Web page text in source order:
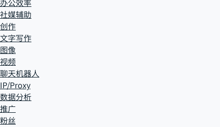
社媒辅助
创作
文字写作
图像
视频
聊天机器人
IP/Proxy
数据分析
推广
粉丝